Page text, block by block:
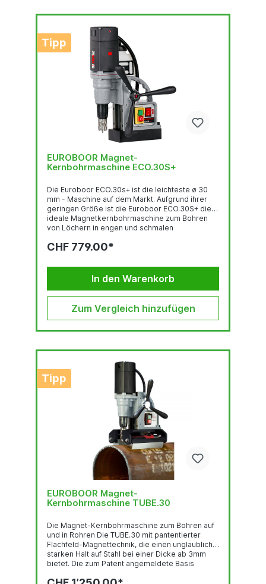
Tipp
EUROBOOR Magnet-
Kernbohrmaschine ECO.30S+
Die Euroboor ECO.30s+ ist die leichteste ø 30
mm - Maschine auf dem Markt. Aufgrund ihrer
geringen Größe ist die Euroboor ECO.30S+ die
ideale Magnetkernbohrmaschine zum Bohren
von Löchern in engen und schmalen
27,5 cm in der Länge und wiegt nur 8,5 kg. Mit
ECO.30S+ Magnetkernbohrmaschine einfach und
schnell Löcher in Metall. Technische Daten:
Kernbohrer Ø 12,0 - 30,0 mm Schnitttiefe 50,0
Senken...
CHF 779.00*
In den Warenkorb
Zum Vergleich hinzufügen
Tipp
EUROBOOR Magnet-
Kernbohrmaschine TUBE.30
Die Magnet-Kernbohrmaschine zum Bohren auf
und in Rohren Die TUBE.30 mit pantentierter
Flachfeld-Magnettechnik, die einen unglaublich
starken Halt auf Stahl bei einer Dicke ab 3mm
bietet. Die zum Patent angemeldete Basis